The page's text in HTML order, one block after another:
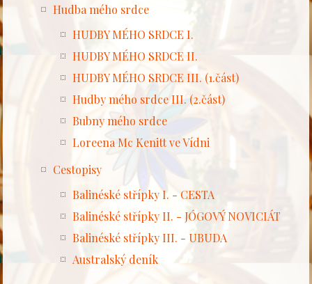
Hudba mého srdce
HUDBY MÉHO SRDCE I.
HUDBY MÉHO SRDCE II.
HUDBY MÉHO SRDCE III. (1.část)
Hudby mého srdce III. (2.část)
Bubny mého srdce
Loreena Mc Kenitt ve Vídni
Cestopisy
Balinéské střípky I. - CESTA
Balinéské střípky II. - JÓGOVÝ NOVICIÁT
Balinéské střípky III. - UBUDA
Australský deník